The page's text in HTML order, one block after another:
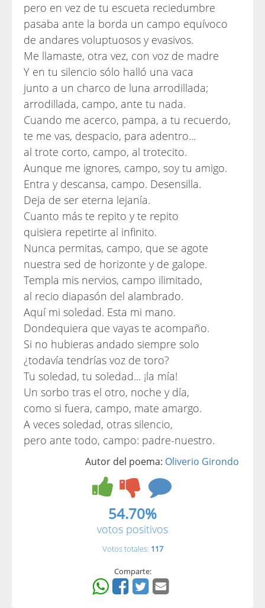
pero en vez de tu escueta reciedumbre
pasaba ante la borda un campo equívoco
de andares voluptuosos y evasivos.
Me llamaste, otra vez, con voz de madre
Y en tu silencio sólo halló una vaca
junto a un charco de luna arrodillada;
arrodillada, campo, ante tu nada.
Cuando me acerco, pampa, a tu recuerdo,
te me vas, despacio, para adentro...
al trote corto, campo, al trotecito.
Aunque me ignores, campo, soy tu amigo.
Entra y descansa, campo. Desensilla.
Deja de ser eterna lejanía.
Cuanto más te repito y te repito
quisiera repetirte al infinito.
Nunca permitas, campo, que se agote
nuestra sed de horizonte y de galope.
Templa mis nervios, campo ilimitado,
al recio diapasón del alambrado.
Aquí mi soledad. Esta mi mano.
Dondequiera que vayas te acompaño.
Si no hubieras andado siempre solo
¿todavía tendrías voz de toro?
Tu soledad, tu soledad... ¡la mía!
Un sorbo tras el otro, noche y día,
como si fuera, campo, mate amargo.
A veces soledad, otras silencio,
pero ante todo, campo: padre-nuestro.
Autor del poema: Oliverio Girondo
54.70%
votos positivos
Votos totales: 117
Comparte: